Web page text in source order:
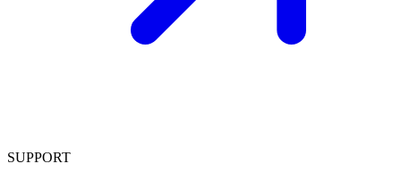
SUPPORT